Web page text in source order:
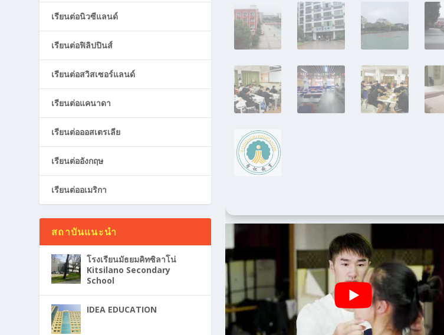
เรียนต่อนิวซีแลนด์
เรียนต่อฟิลิปปินส์
เรียนต่อสวิสเซอร์แลนด์
เรียนต่อแคนาดา
เรียนต่อออสเตรเลีย
เรียนต่ออังกฤษ
เรียนต่ออเมริกา
สถาบันแนะนำ
โรงเรียนมัธยมคิทซิลาโน่
Kitsilano Secondary
School
IDEA EDUCATION